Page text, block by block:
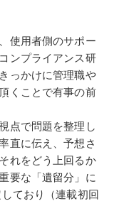
使用者側のサポー
ンプライアンス研
っかけに管理職や
くことで有事の前
点で問題を整理し
直に伝え、予想さ
れをどう上回るか
要な「遺留分」に
ており（連載初回